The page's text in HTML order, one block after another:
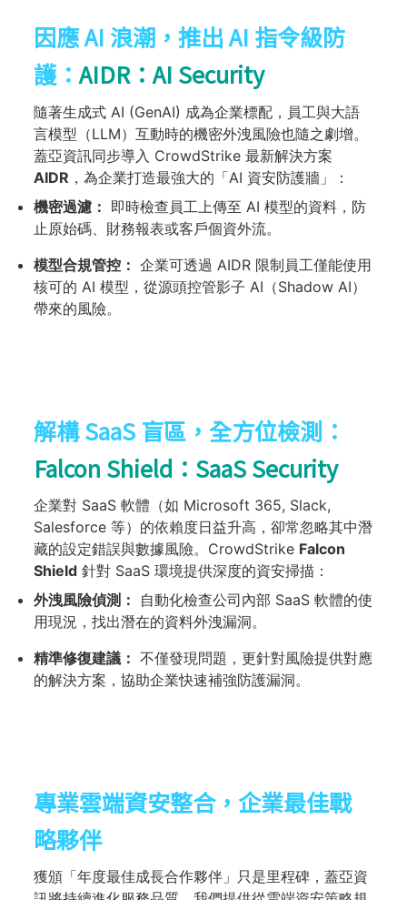
因應 AI 浪潮，推出 AI 指令級防
護：AIDR：AI Security
隨著生成式 AI (GenAI) 成為企業標配，員工與大語
言模型（LLM）互動時的機密外洩風險也隨之劇增。
蓋亞資訊同步導入 CrowdStrike 最新解決方案
AIDR ，為企業打造最強大的「AI 資安防護牆」：
機密過濾： 即時檢查員工上傳至 AI 模型的資料，防
止原始碼、財務報表或客戶個資外流。
模型合規管控： 企業可透過 AIDR 限制員工僅能使用
核可的 AI 模型，從源頭控管影子 AI（Shadow AI）
帶來的風險。
解構 SaaS 盲區，全方位檢測：
Falcon Shield：SaaS Security
企業對 SaaS 軟體（如 Microsoft 365, Slack,
Salesforce 等）的依賴度日益升高，卻常忽略其中潛
藏的設定錯誤與數據風險。CrowdStrike Falcon
Shield 針對 SaaS 環境提供深度的資安掃描：
外洩風險偵測：
自動化檢查公司內部 SaaS 軟體的使
用現況，找出潛在的資料外洩漏洞。
精準修復建議： 不僅發現問題，更針對風險提供對應
的解決方案，協助企業快速補強防護漏洞。
專業雲端資安整合，企業最佳戰
略夥伴
獲頒「年度最佳成長合作夥伴」只是里程碑，蓋亞資